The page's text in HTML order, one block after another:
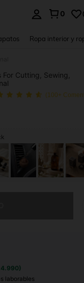
0
Ropa interior y
Cutting, Sewing,
(100+
laborables